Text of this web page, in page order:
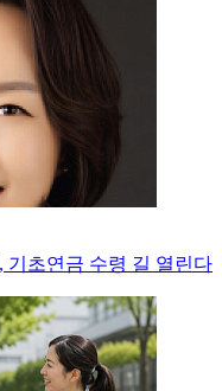
기초연금 수령 길 열린다